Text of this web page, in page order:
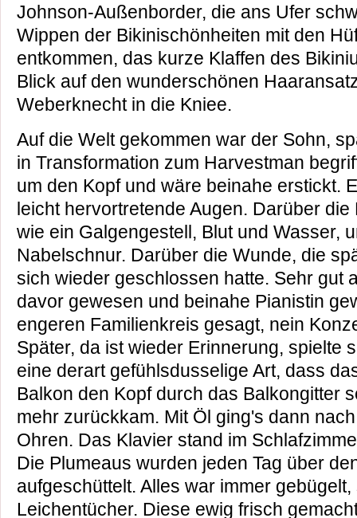
Johnson-Außenborder, die ans Ufer
Wippen der Bikinischönheiten mit den
entkommen, das kurze Klaffen des
Blick auf den wunderschönen
Weberknecht in die Kniee.
Auf die Welt gekommen war der Sohn,
in Transformation zum Harvestman
um den Kopf und wäre beinahe erstickt.
leicht hervortretende Augen. Darüber die
wie ein Galgengestell, Blut und Wasser,
Nabelschnur. Darüber die Wunde, die
sich wieder geschlossen hatte. Sehr gut
davor gewesen und beinahe Pianistin
engeren Familienkreis gesagt, nein
Später, da ist wieder Erinnerung, spielte
eine derart gefühlsdusselige Art, dass
Balkon den Kopf durch das Balkongitter
mehr zurückkam. Mit Öl ging's dann
Ohren. Das Klavier stand im
Die Plumeaus wurden jeden Tag über
aufgeschüttelt. Alles war immer
Leichentücher. Diese ewig frisch